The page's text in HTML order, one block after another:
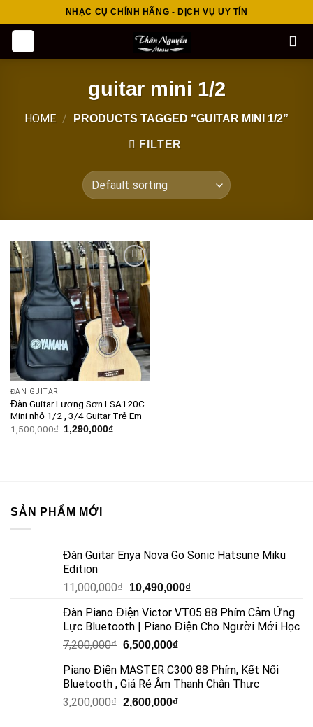
to
NHẠC CỤ CHÍNH HÃNG - DỊCH VỤ UY TÍN
guitar mini 1/2
HOME / PRODUCTS TAGGED “GUITAR MINI 1/2”
FILTER
Add to
wishlist
ĐÀN GUITAR
Đàn Guitar Lương Sơn LSA120C
Mini nhỏ 1/2 , 3/4 Guitar Trẻ Em
1,500,000₫ 1,290,000₫
SẢN PHẨM MỚI
Đàn Guitar Enya Nova Go Sonic Hatsune Miku
Edition
11,000,000₫ 10,490,000₫
Đàn Piano Điện Victor VT05 88 Phím Cảm Ứng
Lực Bluetooth | Piano Điện Cho Người Mới Học
7,200,000₫ 6,500,000₫
Piano Điện MASTER C300 88 Phím, Kết Nối
Bluetooth , Giá Rẻ Âm Thanh Chân Thực
3,200,000₫ 2,600,000₫